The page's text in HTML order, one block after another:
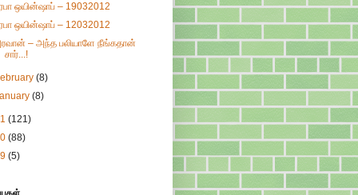
ஒயின்ஷாப் – 19032012
ஒயின்ஷாப் – 12032012
– அந்த பலியாளே நீங்கதான்
சார்...!
(8)
(8)
(121)
(88)
(5)